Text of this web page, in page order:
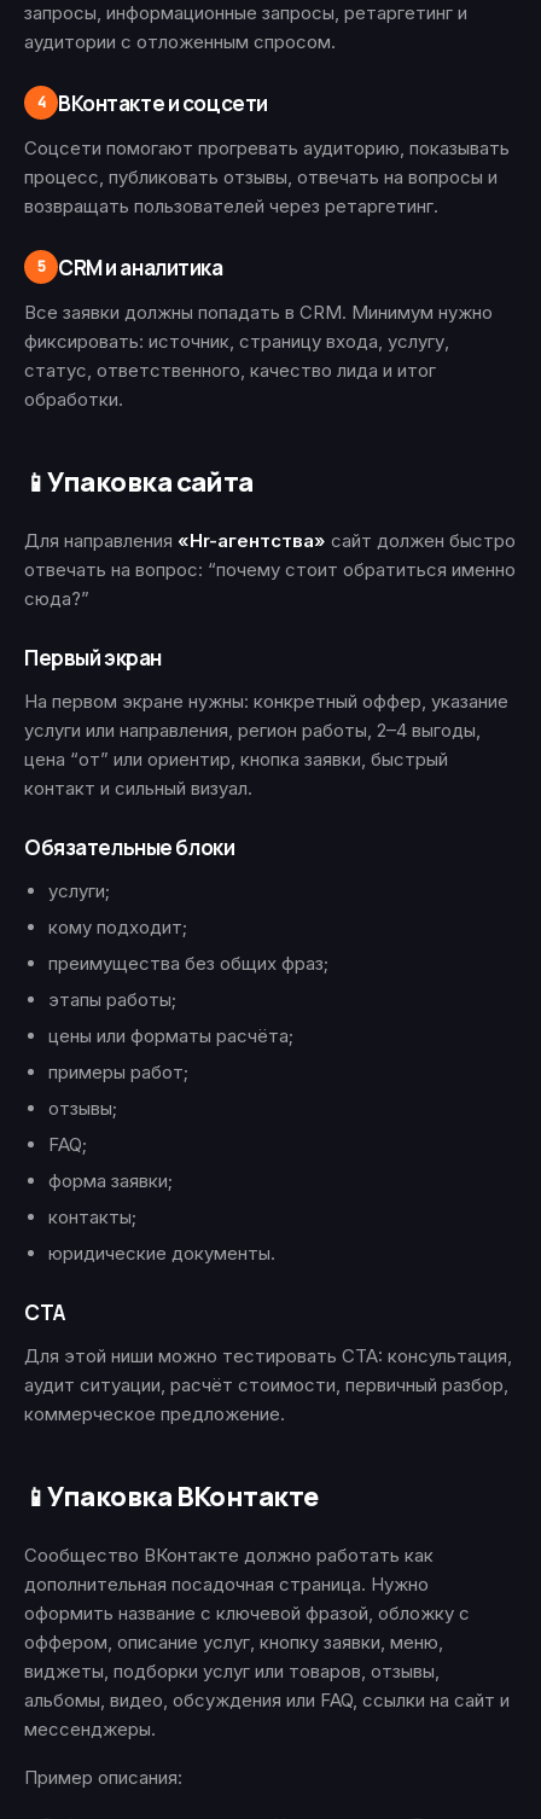
запросы, информационные запросы, ретаргетинг и
аудитории с отложенным спросом.
4 ВКонтакте и соцсети
Соцсети помогают прогревать аудиторию, показывать
процесс, публиковать отзывы, отвечать на вопросы и
возвращать пользователей через ретаргетинг.
5 CRM и аналитика
Все заявки должны попадать в CRM. Минимум нужно
фиксировать: источник, страницу входа, услугу,
статус, ответственного, качество лида и итог
обработки.
📱Упаковка сайта
Для направления «Hr-агентства» сайт должен быстро
отвечать на вопрос: “почему стоит обратиться именно
сюда?”
Первый экран
На первом экране нужны: конкретный оффер, указание
услуги или направления, регион работы, 2–4 выгоды,
цена “от” или ориентир, кнопка заявки, быстрый
контакт и сильный визуал.
Обязательные блоки
услуги;
кому подходит;
преимущества без общих фраз;
этапы работы;
цены или форматы расчёта;
примеры работ;
отзывы;
FAQ;
форма заявки;
контакты;
юридические документы.
CTA
Для этой ниши можно тестировать CTA: консультация,
аудит ситуации, расчёт стоимости, первичный разбор,
коммерческое предложение.
📱Упаковка ВКонтакте
Сообщество ВКонтакте должно работать как
дополнительная посадочная страница. Нужно
оформить название с ключевой фразой, обложку с
оффером, описание услуг, кнопку заявки, меню,
виджеты, подборки услуг или товаров, отзывы,
альбомы, видео, обсуждения или FAQ, ссылки на сайт и
мессенджеры.
Пример описания: